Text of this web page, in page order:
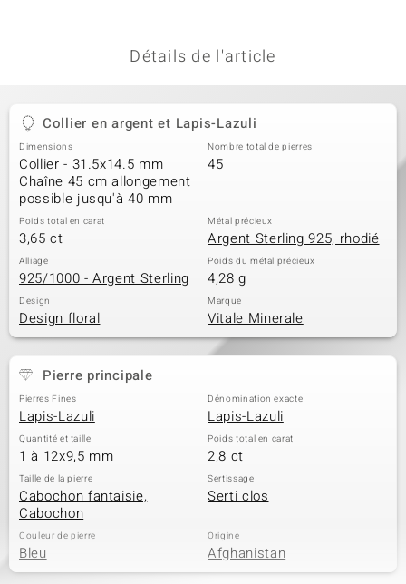
Détails de l'article
Collier en argent et Lapis-Lazuli
Dimensions
Collier - 31.5x14.5 mm
Chaîne 45 cm allongement
possible jusqu'à 40 mm
Nombre total de pierres
45
Poids total en carat
3,65 ct
Métal précieux
Argent Sterling 925, rhodié
Alliage
925/1000 - Argent Sterling
Poids du métal précieux
4,28 g
Design
Design floral
Marque
Vitale Minerale
Pierre principale
Pierres Fines
Lapis-Lazuli
Dénomination exacte
Lapis-Lazuli
Quantité et taille
1 à 12x9,5 mm
Poids total en carat
2,8 ct
Taille de la pierre
Cabochon fantaisie,
Cabochon
Sertissage
Serti clos
Couleur de pierre
Bleu
Origine
Afghanistan